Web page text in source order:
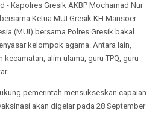
- Kapolres Gresik AKBP Mochamad Nur
Ketua MUI Gresik KH Mansoer
(MUI) bersama Polres Gresik bakal
kelompok agama. Antara lain,
alim ulama, guru TPQ, guru
pemerintah mensukseskan capaian
akan digelar pada 28 September